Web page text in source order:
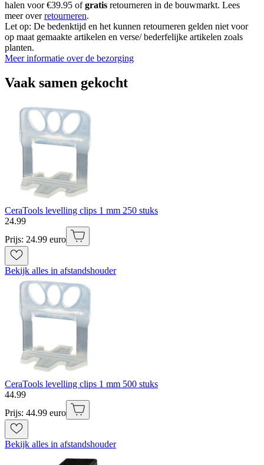
halen voor €39.95 ofgratis retourneren in de bouwmarkt. Lees
meer overretourneren.
Let op: De bedenktijd en het kunnen retourneren gelden niet voor
op maat gemaakte artikelen en verse/ bederfelijke artikelen zoals
planten.
Meer informatie over de bezorging
Vaak samen gekocht
CeraTools levelling clips 1 mm 250 stuks
24.99
Prijs: 24.99 euro
Bekijk alles in afstandshouder
CeraTools levelling clips 1 mm 500 stuks
44.99
Prijs: 44.99 euro
Bekijk alles in afstandshouder